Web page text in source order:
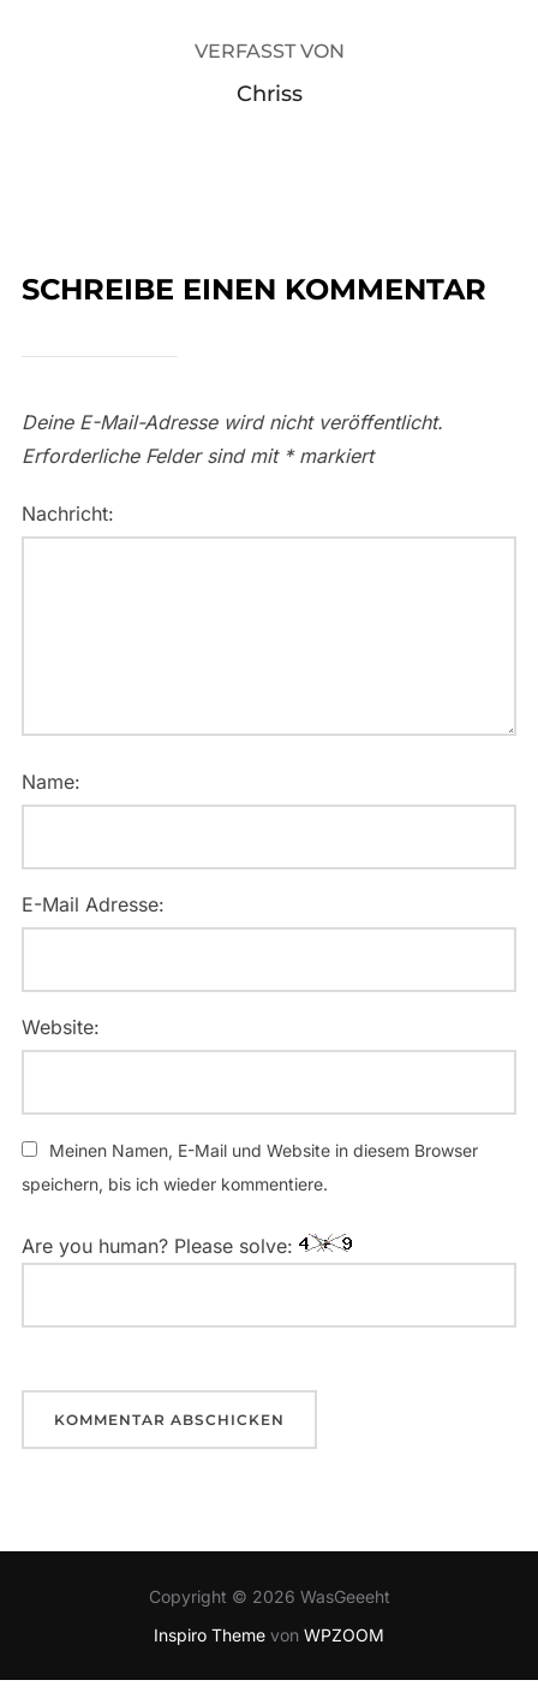
VERFASST VON
Chriss
SCHREIBE EINEN KOMMENTAR
Deine E-Mail-Adresse wird nicht veröffentlicht.
Erforderliche Felder sind mit *markiert
Nachricht:
Name:
E-Mail Adresse:
Website:
Meinen Namen, E-Mail und Website in diesem Browser
speichern, bis ich wieder kommentiere.
Are you human? Please solve:
Copyright © 2026 WasGeeeht
Inspiro Theme von WPZOOM